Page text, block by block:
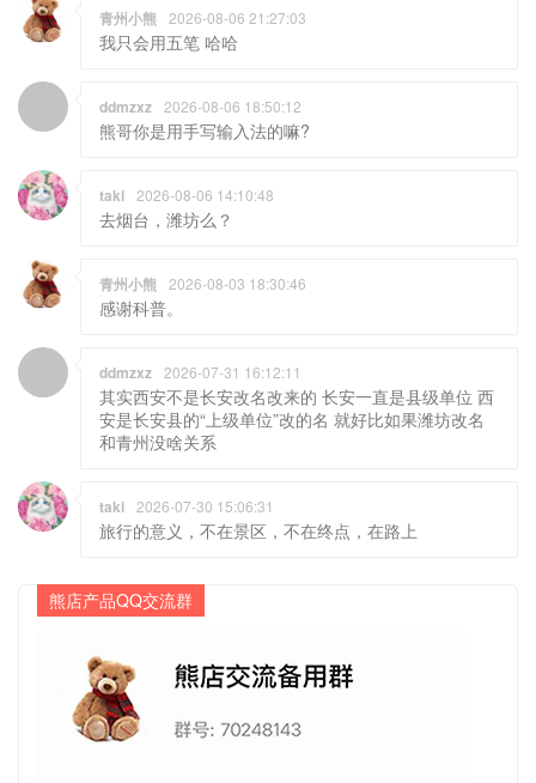
青州小熊 2026-08-06 21:27:03
我只会用五笔 哈哈
ddmzxz 2026-08-06 18:50:12
熊哥你是用手写输入法的嘛?
taki 2026-08-06 14:10:48
去烟台，潍坊么？
青州小熊 2026-08-03 18:30:46
感谢科普。
ddmzxz 2026-07-31 16:12:11
其实西安不是长安改名改来的 长安一直是县级单位 西
安是长安县的“上级单位”改的名 就好比如果潍坊改名
和青州没啥关系
taki 2026-07-30 15:06:31
旅行的意义，不在景区，不在终点，在路上
熊店产品QQ交流群